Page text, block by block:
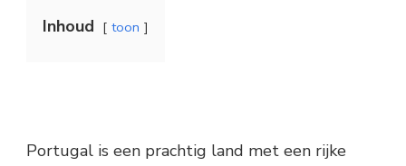
Inhoud toon
Portugal is een prachtig land met een rijke